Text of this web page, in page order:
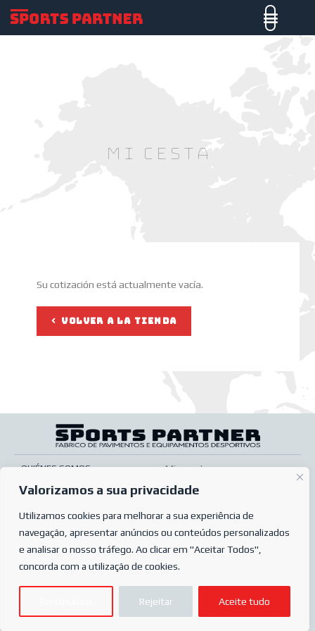
Valorizamos a sua privacidade
Utilizamos cookies para melhorar a sua experiência de
navegação, apresentar anúncios ou conteúdos personalizados
e analisar o nosso tráfego. Ao clicar em "Aceitar Todos",
concorda com a utilização de cookies.
Rejeitar Aceite tudo
Mi cesta
Su cotización está actualmente vacía.
VOLVER A LA TIENDA
QUIÉNES SOMOS
SERVICIOS
TIENDA ONLINE
PREGUNTAS MÁS FRECUENTES
Mi cuenta
Pos venta
Condiciones de venta
Condiciones de pedido
Complaints book
Todos los derechos reservados.